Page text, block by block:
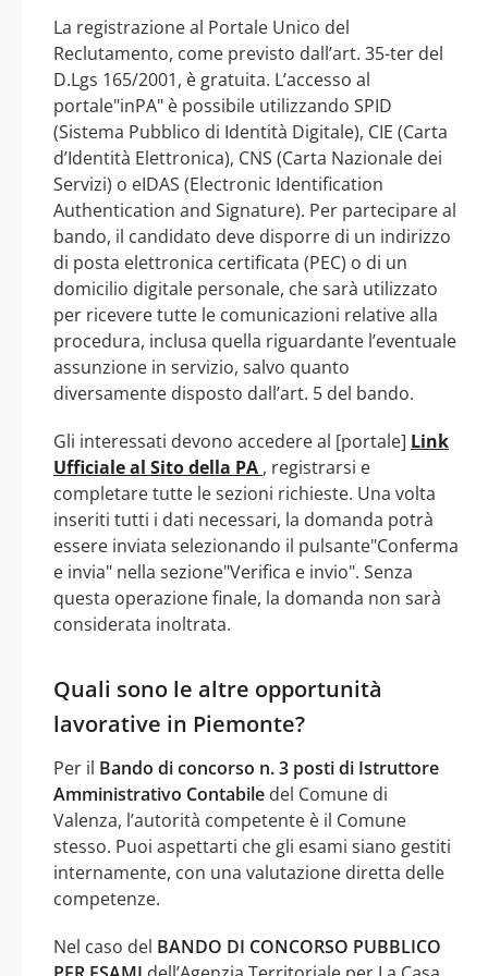
La registrazione al Portale Unico del
Reclutamento, come previsto dall’art. 35-ter del
D.Lgs 165/2001, è gratuita. L’accesso al
portale"inPA" è possibile utilizzando SPID
(Sistema Pubblico di Identità Digitale), CIE (Carta
d’Identità Elettronica), CNS (Carta Nazionale dei
Servizi) o eIDAS (Electronic Identification
Authentication and Signature). Per partecipare al
bando, il candidato deve disporre di un indirizzo
di posta elettronica certificata (PEC) o di un
domicilio digitale personale, che sarà utilizzato
per ricevere tutte le comunicazioni relative alla
procedura, inclusa quella riguardante l’eventuale
assunzione in servizio, salvo quanto
diversamente disposto dall’art. 5 del bando.
Gli interessati devono accedere al [portale] Link
Ufficiale al Sito della PA , registrarsi e
completare tutte le sezioni richieste. Una volta
inseriti tutti i dati necessari, la domanda potrà
essere inviata selezionando il pulsante"Conferma
e invia" nella sezione"Verifica e invio". Senza
questa operazione finale, la domanda non sarà
considerata inoltrata.
Quali sono le altre opportunità
lavorative in Piemonte?
Per il Bando di concorso n. 3 posti di Istruttore
Amministrativo Contabile del Comune di
Valenza, l’autorità competente è il Comune
stesso. Puoi aspettarti che gli esami siano gestiti
internamente, con una valutazione diretta delle
competenze.
Nel caso del BANDO DI CONCORSO PUBBLICO